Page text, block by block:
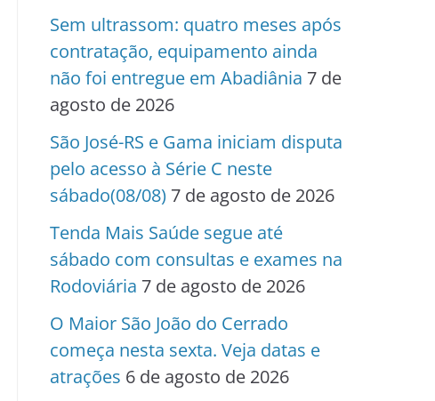
Sem ultrassom: quatro meses após
contratação, equipamento ainda
não foi entregue em Abadiânia 7 de
agosto de 2026
São José-RS e Gama iniciam disputa
pelo acesso à Série C neste
sábado(08/08) 7 de agosto de 2026
Tenda Mais Saúde segue até
sábado com consultas e exames na
Rodoviária 7 de agosto de 2026
O Maior São João do Cerrado
começa nesta sexta. Veja datas e
atrações 6 de agosto de 2026